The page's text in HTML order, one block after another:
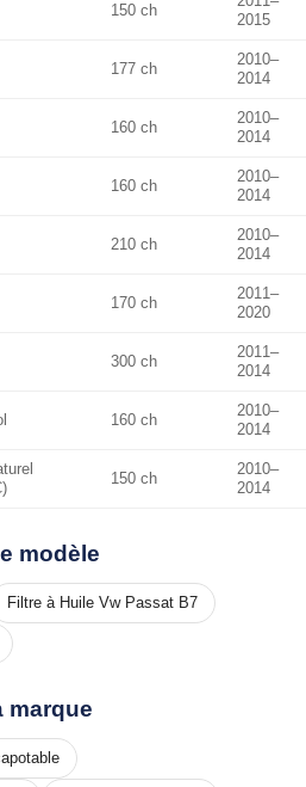
150 ch
2015
177 ch
2010–
2014
160 ch
2010–
2014
160 ch
2010–
2014
210 ch
2010–
2014
170 ch
2011–
2020
300 ch
2011–
2014
160 ch
2010–
2014
150 ch
2010–
2014
modèle
Filtre à Huile Vw Passat B7
marque